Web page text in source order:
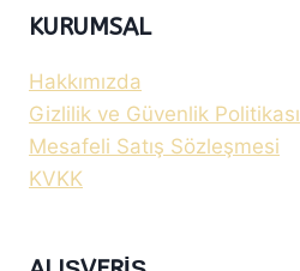
KURUMSAL
Hakkımızda
Gizlilik ve Güvenlik Politikası
Mesafeli Satış Sözleşmesi
KVKK